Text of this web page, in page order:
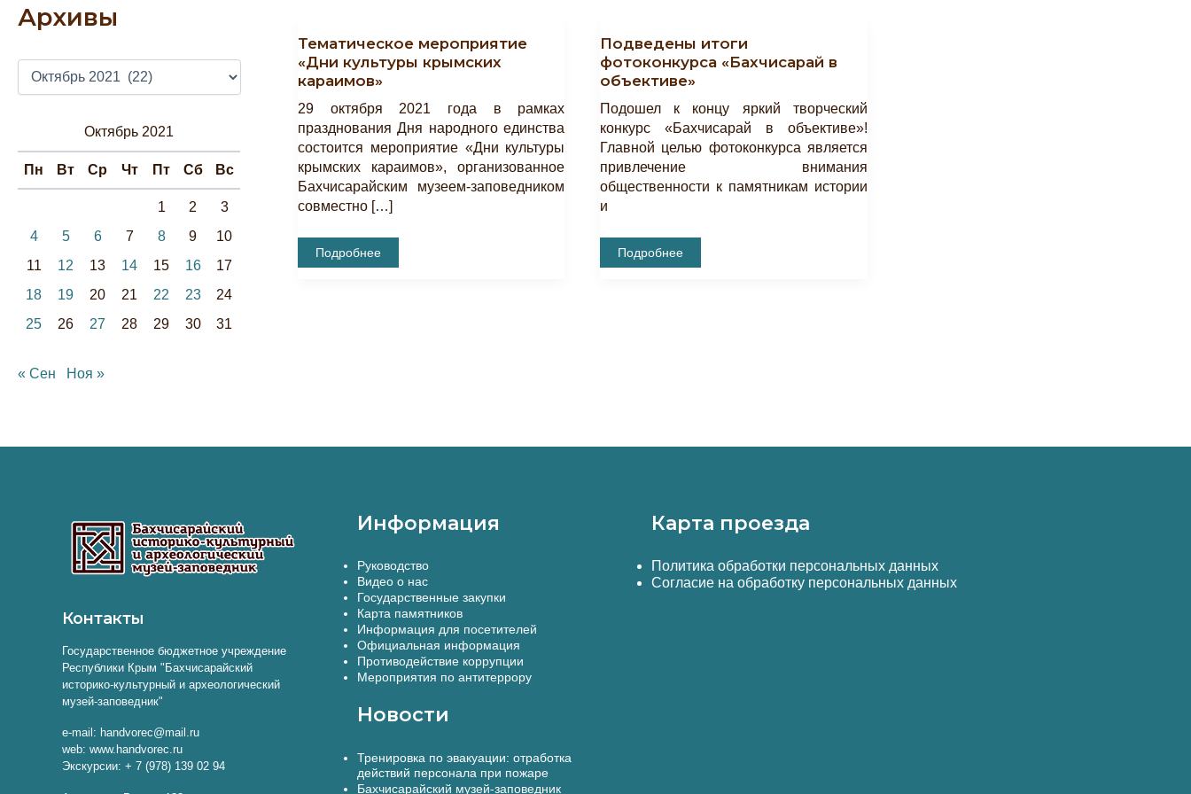
Архивы
Ы
Октябрь 2021
Пн Вт Ср Чт Пт Сб Вс
1 2
3
4
5 6 7 8 9
10
11
12 13 14 15 16
17
18
19 20 21 22 23
24
25
26 27 28 29 30 31
« Сен Ноя »
Тематическое мероприятие
«Дни культуры крымских
караимов»
29 октября 2021 года в рамках
празднования Дня народного единства
состоится мероприятие «Дни культуры
крымских караимов», организованное
Бахчисарайским музеем-заповедником
совместно […]
Тематическое
Мероприятие
Подробнее
Подведены итоги
фотоконкурса «Бахчисарай в
объективе»
Подошел к концу яркий творческий
конкурс «Бахчисарай в объективе»!
Главной целью фотоконкурса является
привлечение внимания
общественности к памятникам истории
и
Подведены
Итоги
Подробнее
Контакты
Государственное бюджетное учреждение
Республики Крым "Бахчисарайский
историко-культурный и археологический
музей-заповедник"
e-mail: handvorec@mail.ru
web: www.handvorec.ru
Экскурсии: + 7 (978) 139 02 94
Информация
Руководство
Видео о нас
Государственные закупки
Карта памятников
Информация для посетителей
Официальная информация
Противодействие коррупции
Мероприятия по антитеррору
Новости
Тренировка по эвакуации: отработка
действий персонала при пожаре
Бахчисарайский музей-заповедник
Карта проезда
Политика обработки персональных данных
Согласие на обработку персональных данных